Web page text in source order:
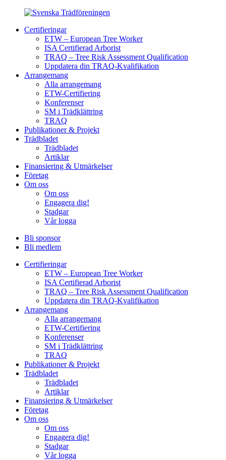
Certifieringar
ETW – European Tree Worker
ISA Certifierad Arborist
TRAQ – Tree Risk Assessment Qualification
Uppdatera din TRAQ-Kvalifikation
Arrangemang
Alla arrangemang
ETW-Certifiering
Konferenser
SM i Trädklättring
TRAQ
Publikationer & Projekt
Trädbladet
Trädbladet
Artiklar
Finansiering & Utmärkelser
Företag
Om oss
Om oss
Engagera dig!
Stadgar
Vår logga
Bli sponsor
Bli medlem
Certifieringar
ETW – European Tree Worker
ISA Certifierad Arborist
TRAQ – Tree Risk Assessment Qualification
Uppdatera din TRAQ-Kvalifikation
Arrangemang
Alla arrangemang
ETW-Certifiering
Konferenser
SM i Trädklättring
TRAQ
Publikationer & Projekt
Trädbladet
Trädbladet
Artiklar
Finansiering & Utmärkelser
Företag
Om oss
Om oss
Engagera dig!
Stadgar
Vår logga